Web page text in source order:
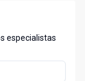
especialistas